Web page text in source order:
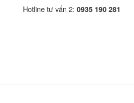
Hotline tư vấn 2: 0935 190 281